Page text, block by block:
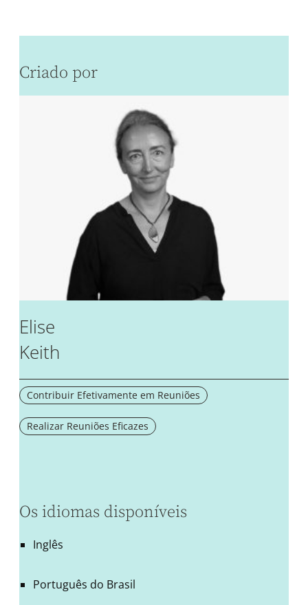
Criado por
Elise
Keith
Contribuir Efetivamente em Reuniões
Realizar Reuniões Eficazes
Os idiomas disponíveis
Inglês
Português do Brasil